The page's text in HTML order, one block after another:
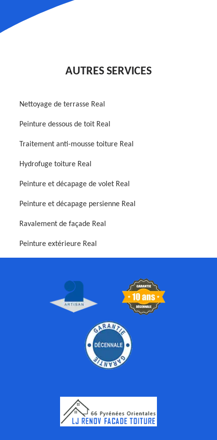
AUTRES SERVICES
Nettoyage de terrasse Real
Peinture dessous de toit Real
Traitement anti-mousse toiture Real
Hydrofuge toiture Real
Peinture et décapage de volet Real
Peinture et décapage persienne Real
Ravalement de façade Real
Peinture extérieure Real